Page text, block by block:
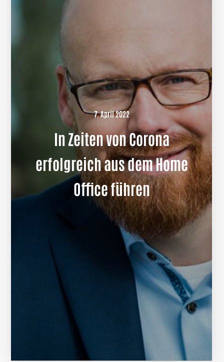
7. April 2022
In Zeiten von Corona
erfolgreich aus dem Home
Office führen